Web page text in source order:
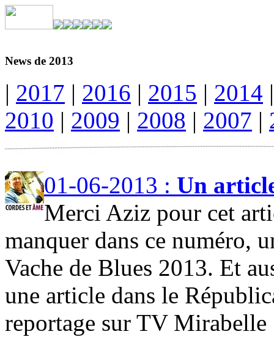
News de 2013
| 2017 | 2016 | 2015 | 2014
2010 | 2009 | 2008 | 2007 |
01-06-2013 : Un
Merci Aziz pour cet
manquer dans ce numéro,
Vache de Blues 2013. Et
une article dans le
reportage sur TV